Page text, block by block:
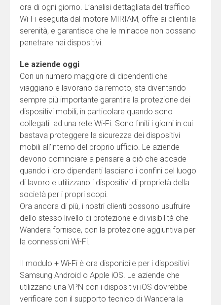
ora di ogni giorno. L’analisi dettagliata del traffico
Wi-Fi eseguita dal motore MIRIAM, offre ai clienti la
serenità, e garantisce che le minacce non possano
penetrare nei dispositivi.
Le aziende oggi
Con un numero maggiore di dipendenti che
viaggiano e lavorano da remoto, sta diventando
sempre più importante garantire la protezione dei
dispositivi mobili, in particolare quando sono
collegati ad una rete Wi-Fi. Sono finiti i giorni in cui
bastava proteggere la sicurezza dei dispositivi
mobili all’interno del proprio ufficio. Le aziende
devono cominciare a pensare a ciò che accade
quando i loro dipendenti lasciano i confini del luogo
di lavoro e utilizzano i dispositivi di proprietà della
società per i propri scopi.
Ora ancora di più, i nostri clienti possono usufruire
dello stesso livello di protezione e di visibilità che
Wandera fornisce, con la protezione aggiuntiva per
le connessioni Wi-Fi.
Il modulo + Wi-Fi è ora disponibile per i dispositivi
Samsung Android o Apple iOS. Le aziende che
utilizzano una VPN con i dispositivi iOS dovrebbe
verificare con il supporto tecnico di Wandera la